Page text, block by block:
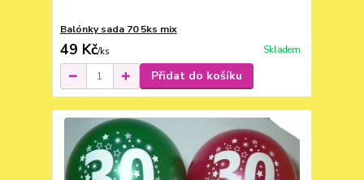
Balónky sada 70 5ks mix
49 Kč/ks Skladem
Přidat do košíku